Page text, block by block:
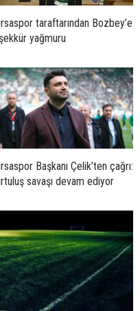
taraftarından Bozbey’e
yağmuru
Başkanı Çelik’ten çağrı:
savaşı devam ediyor